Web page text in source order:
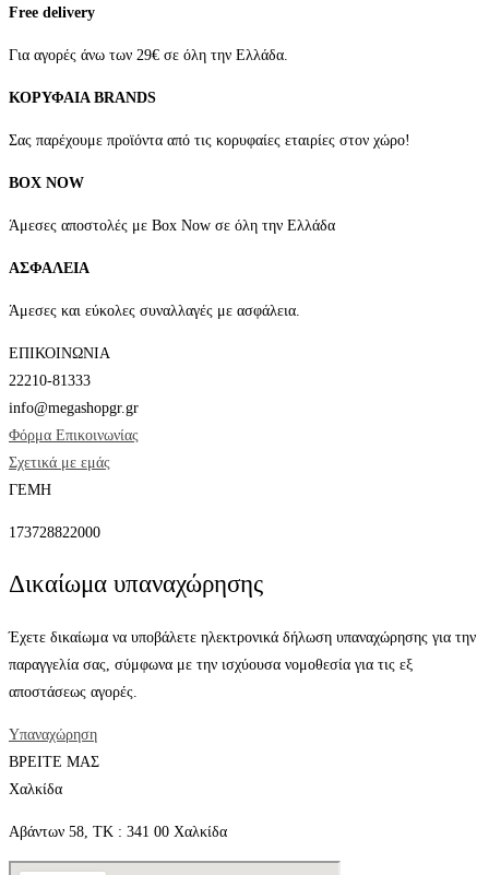
να
σελίδα
Free delivery
Για αγορές άνω των 29€ σε όλη την Ελλάδα.
ΚΟΡΥΦΑΙΑ BRANDS
Σας παρέχουμε προϊόντα από τις κορυφαίες εταιρίες στον χώρο!
BOX NOW
Άμεσες αποστολές με Box Now σε όλη την Ελλάδα
ΑΣΦΑΛΕΙΑ
Άμεσες και εύκολες συναλλαγές με ασφάλεια.
ΕΠΙΚΟΙΝΩΝΙΑ
22210-81333
info@megashopgr.gr
Φόρμα Επικοινωνίας
Σχετικά με εμάς
ΓΕΜΗ
173728822000
Δικαίωμα υπαναχώρησης
Έχετε δικαίωμα να υποβάλετε ηλεκτρονικά δήλωση υπαναχώρησης για την
παραγγελία σας, σύμφωνα με την ισχύουσα νομοθεσία για τις εξ
αποστάσεως αγορές.
Υπαναχώρηση
ΒΡΕΙΤΕ ΜΑΣ
Χαλκίδα
Αβάντων 58, ΤΚ : 341 00 Χαλκίδα